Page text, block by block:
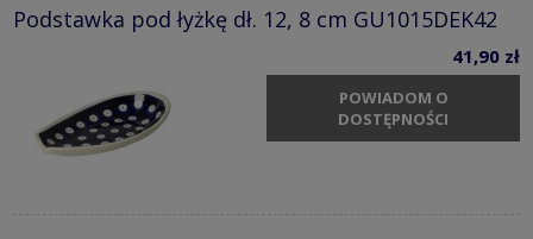
Podstawka pod łyżkę dł. 12, 8 cm GU1015DEK42
41,90 zł
POWIADOM O
DOSTĘPNOŚCI